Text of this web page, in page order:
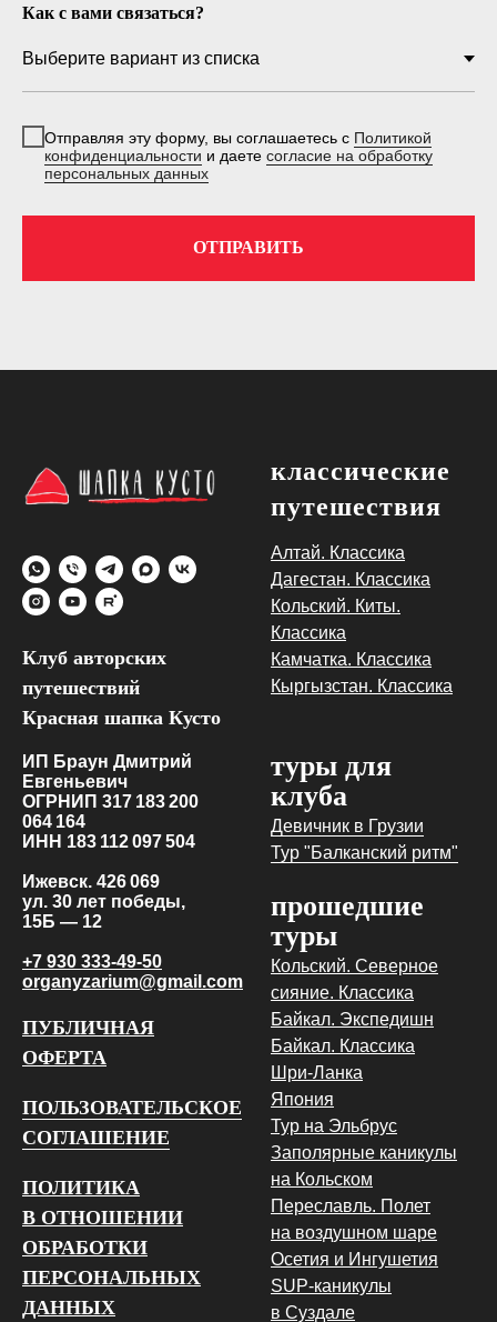
Как с вами связаться?
Отправляя эту форму, вы соглашаетесь с Политикой
конфиденциальности и даете согласие на обработку
персональных данных
ОТПРАВИТЬ
Клуб авторских
путешествий
Красная шапка Кусто
ИП Браун Дмитрий
Евгеньевич
ОГРНИП 317 183 200
064 164
ИНН 183 112 097 504
Ижевск. 426 069
ул. 30 лет победы,
15Б — 12
+7 930 333-49-50
organyzarium@gmail.com
ПУБЛИЧНАЯ
ОФЕРТА
ПОЛЬЗОВАТЕЛЬСКОЕ
СОГЛАШЕНИЕ
ПОЛИТИКА
В ОТНОШЕНИИ
ОБРАБОТКИ
ПЕРСОНАЛЬНЫХ
ДАННЫХ
классические
путешествия
Алтай. Классика
Дагестан. Классика
Кольский. Киты.
Классика
Камчатка. Классика
Кыргызстан. Классика
туры для
клуба
Девичник в Грузии
Тур "Балканский ритм"
прошедшие
туры
Кольский. Северное
сияние. Классика
Байкал. Экспедишн
Байкал. Классика
Шри-Ланка
Япония
Тур на Эльбрус
Заполярные каникулы
на Кольском
Переславль. Полет
на воздушном шаре
Осетия и Ингушетия
SUP-каникулы
в Суздале